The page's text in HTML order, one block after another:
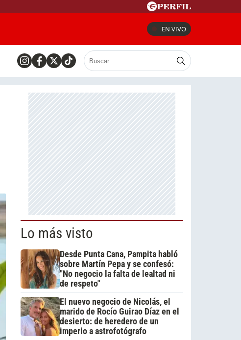
EN VIVO
Lo más visto
Desde Punta Cana, Pampita habló
sobre Martín Pepa y se confesó:
"No negocio la falta de lealtad ni
de respeto"
El nuevo negocio de Nicolás, el
marido de Rocío Guirao Díaz en el
desierto: de heredero de un
imperio a astrofotógrafo